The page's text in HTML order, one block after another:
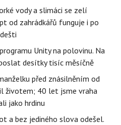
vody a slimáci se zelí
od zahrádkářů funguje i po
dešti
Unity na polovinu. Na
desítky tisíc měsíčně
před znásilněním od
životem; 40 let jsme vraha
jako hrdinu
a bez jediného slova odešel.